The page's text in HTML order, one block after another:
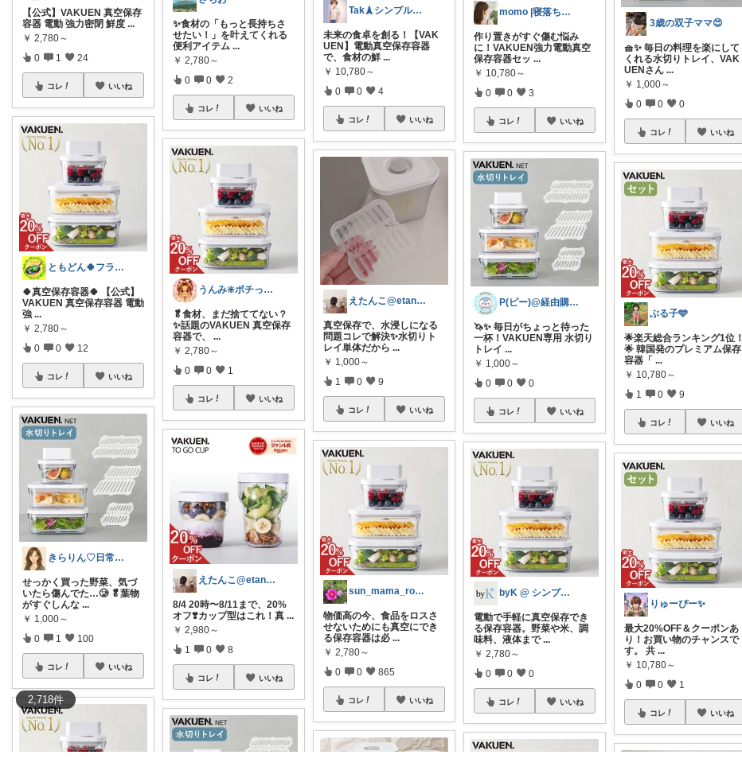
2,718件
【公式】VAKUEN 真空保存
容器 電動 強力密閉 鮮度 ...
￥ 2,780～
0 1 24
コレ いいね
ともどん🍀フライパン料理ある暮らし🍳
🍀真空保存容器🍀 【公式】
VAKUEN 真空保存容器 電動
強 ...
￥ 2,780～
0 0 12
コレ いいね
きらりん♡日常に馴染むものを集めて😊
せっかく買った野菜、気づ
いたら傷んでた…🥲 🥬葉物
がすぐしんな ...
￥ 1,000～
0 1 100
コレ いいね
✨食材の「もっと長持ちさ
せたい！」を叶えてくれる
便利アイテム...
￥ 2,780～
0 0 2
コレ いいね
うんみ❇️ポチってくれてありがとう✨
🥬食材、まだ捨ててない？
✨話題のVAKUEN 真空保存
容器で、
...
￥ 2,780～
0 0 1
コレ いいね
えたんこ@etanko_mama
8/4 20時〜8/11まで、20%
オフ❣️カップ型はこれ！真 ...
￥ 2,980～
1 0 8
コレ いいね
Tak🗼シンプルで健康的な暮らし
未来の食卓を創る！【VAK
UEN】電動真空保存容器
で、食材の鮮 ...
￥ 10,780～
0 0 4
コレ いいね
えたんこ@etanko_mama
真空保存で、水浸しになる
問題コレで解決✨水切りト
レイ単体だから ...
￥ 1,000～
1 0 9
コレ いいね
sun_mama_room
物価高の今、食品をロスさ
せないためにも真空にでき
る保存容器は必 ...
￥ 2,780～
0 0 865
コレ いいね
momo |寝落ちママ🫧QOL手帳📔
作り置きがすぐ傷む悩み
に！VAKUEN強力電動真空
保存容器セッ ...
￥ 10,780～
0 0 3
コレ いいね
P(ピー)@経由購入します！
🦄✨ 毎日がちょっと待った
一杯！VAKUEN専用 水切り
トレイ ...
￥ 1,000～
0 0 0
コレ いいね
byK @ シンプル好き
電動で手軽に真空保存でき
る保存容器。野菜や米、調
味料、液体まで ...
￥ 2,780～
0 0 0
コレ いいね
3歳の双子ママ😍
🧺✨ 毎日の料理を楽にして
くれる水切りトレイ、VAK
UENさん ...
￥ 1,000～
0 0 0
コレ いいね
ぶる子🩵
🌟楽天総合ランキング1位！
🌟 韓国発のプレミアム保存
容器「 ...
￥ 10,780～
1 0 9
コレ いいね
りゅーぴー✨
最大20%OFF＆クーポンあ
り！お買い物のチャンスで
す。 共 ...
￥ 10,780～
0 0 1
コレ いいね